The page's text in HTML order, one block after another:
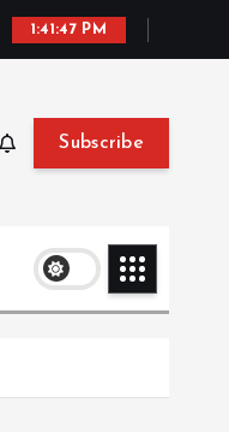
1:41:47 PM
Subscribe